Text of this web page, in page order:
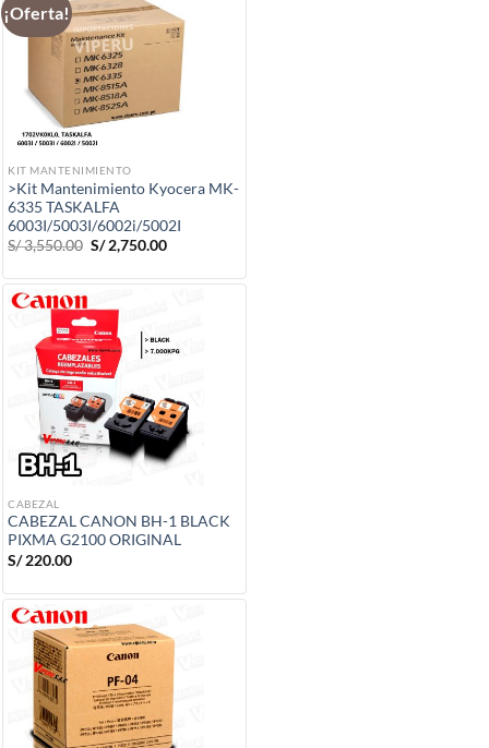
¡Oferta!
KIT MANTENIMIENTO
>Kit Mantenimiento Kyocera MK-
6335 TASKALFA
6003I/5003I/6002i/5002I
S/3,550.00 El
precio
era:
S/2,750.00El
es:
CABEZAL
CABEZAL CANON BH-1 BLACK
PIXMA G2100 ORIGINAL
S/220.00